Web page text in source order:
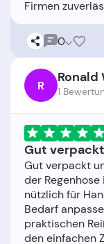
0
R Ronald
1
Gut
Gut verpackt
der
nützlich für
Bedarf
praktischen
den einfachen